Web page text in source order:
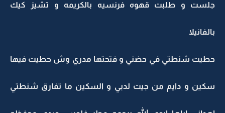
جلست و طلبت قهوه فرنسيه بالكريمه و تشيز كيك
بالفانيلا
حطيت شنطتي في حضني و فتحتها مدري وش حطيت فيها
سكين و دايم من جيت لدبي و السكين ما تفارق شنطتي